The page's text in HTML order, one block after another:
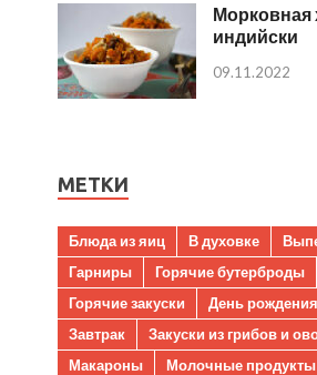
Морковная
индийски
09.11.2022
МЕТКИ
Блюда из яиц В духовке
Гарниры
Горячие бутерброды
Горячие закуски
День рождения
Завтрак
Закуски из грибов и
Макароны
Молочные продукты